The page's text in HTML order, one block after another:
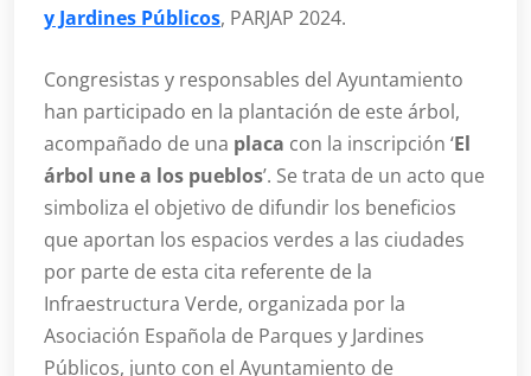
y Jardines Públicos, PARJAP 2024.
Congresistas y responsables del Ayuntamiento
han participado en la plantación de este árbol,
acompañado de una placa con la inscripción ‘El
árbol une a los pueblos’. Se trata de un acto que
simboliza el objetivo de difundir los beneficios
que aportan los espacios verdes a las ciudades
por parte de esta cita referente de la
Infraestructura Verde, organizada por la
Asociación Española de Parques y Jardines
Públicos, junto con el Ayuntamiento de